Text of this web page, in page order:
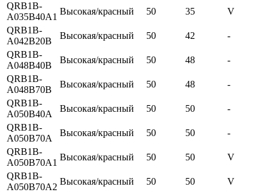
QRB1B-
A035B40A1
Высокая/красный 50 35
V
QRB1B-
A042B20B
Высокая/красный 50 42
-
QRB1B-
A048B40B
Высокая/красный 50 48
-
QRB1B-
A048B70B
Высокая/красный 50 48
-
QRB1B-
A050B40A
Высокая/красный 50 50
-
QRB1B-
A050B70A
Высокая/красный 50 50
-
QRB1B-
A050B70A1
Высокая/красный 50 50
V
QRB1B-
A050B70A2
Высокая/красный 50 50
V